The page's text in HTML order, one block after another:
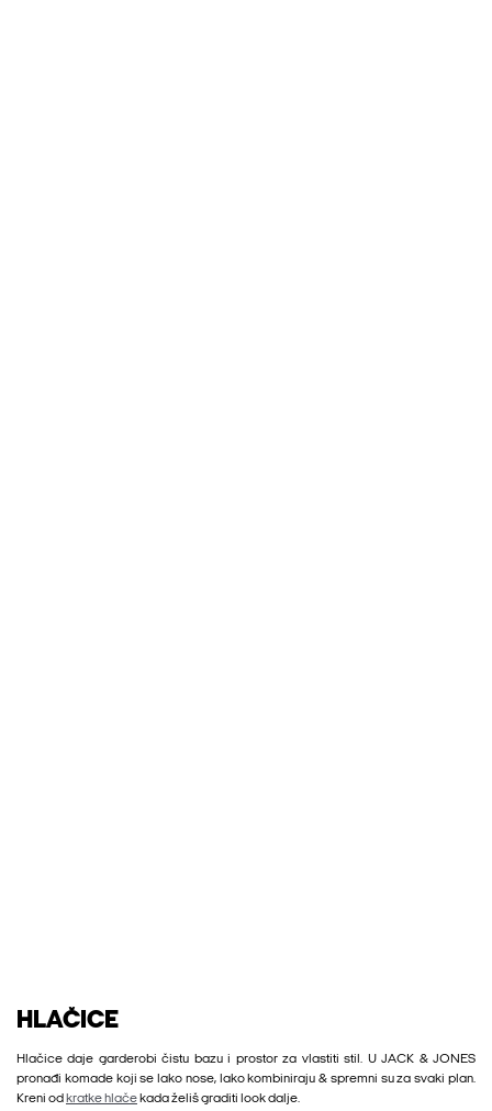
HLAČICE
Hlačice daje garderobi čistu bazu i prostor za vlastiti stil. U JACK & JONES
pronađi komade koji se lako nose, lako kombiniraju & spremni su za svaki plan.
Kreni od kratke hlače kada želiš graditi look dalje.